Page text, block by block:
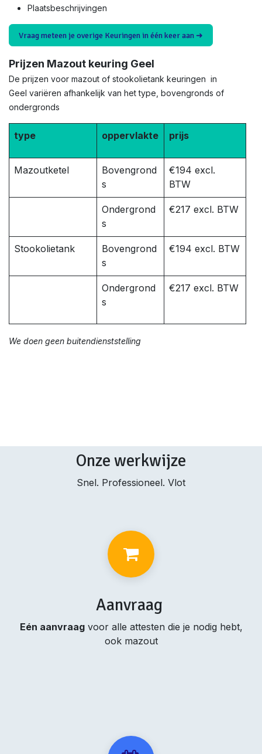
Plaatsbeschrijvingen
Vraag meteen je overige Keuringen in één keer aan ➜
Prijzen Mazout keuring Geel
De prijzen voor mazout of stookolietank keuringen in
Geel variëren afhankelijk van het type, bovengronds of
ondergronds
type oppervlakte prijs
Mazoutketel
Bovengrond
s
€194 excl.
BTW
Ondergrond
s
€217 excl. BTW
Stookolietank
Bovengrond
s
€194 excl. BTW
Ondergrond
s
€217 excl. BTW
We doen geen buitendienststelling
Onze werkwijze
Snel. Professioneel. Vlot
Aanvraag
Eén aanvraagvoor alle attesten die je nodig hebt,
ook mazout